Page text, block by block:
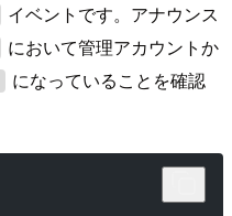
イベントです。アナウンス
において管理アカウントか
になっていることを確認